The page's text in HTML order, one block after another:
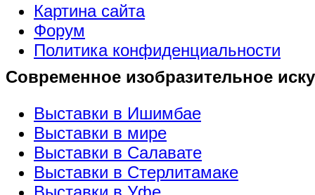
Картина сайта
Форум
Политика конфиденциальности
Современное изобразительное
Выставки в Ишимбае
Выставки в мире
Выставки в Салавате
Выставки в Стерлитамаке